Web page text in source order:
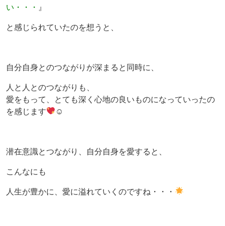
い・・・ 』
と感じられていたのを想うと、
自分自身とのつながりが深まると同時に、
人と人とのつながりも、
愛をもって、とても深く心地の良いものになっていったの
を感じます
☺
潜在意識とつながり、自分自身を愛すると、
こんなにも
人生が豊かに、愛に溢れていくのですね・・・